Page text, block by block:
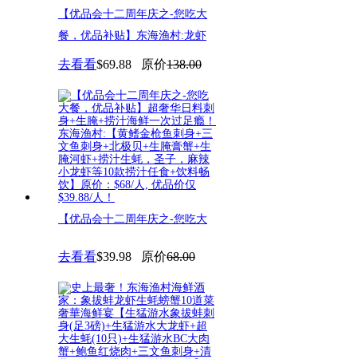
【优品会十二周年庆之-您吃大
餐，优品补贴】东海渔村:龙虾
膏
去看看$69.88 原价138.00
【优品会十二周年庆之-您吃大
+
去看看$39.98 原价68.00